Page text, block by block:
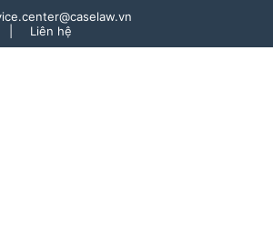
Liên hệ